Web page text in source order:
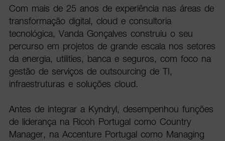
Com mais de 25 anos de experiência nas áreas de
transformação digital, cloud e consultoria
tecnológica, Vanda Gonçalves construiu o seu
percurso em projetos de grande escala nos setores
da energia, utilities, banca e seguros, com foco na
gestão de serviços de outsourcing de TI,
infraestruturas e soluções cloud.
Antes de integrar a Kyndryl, desempenhou funções
de liderança na Ricoh Portugal como Country
Manager, na Accenture Portugal como Managing